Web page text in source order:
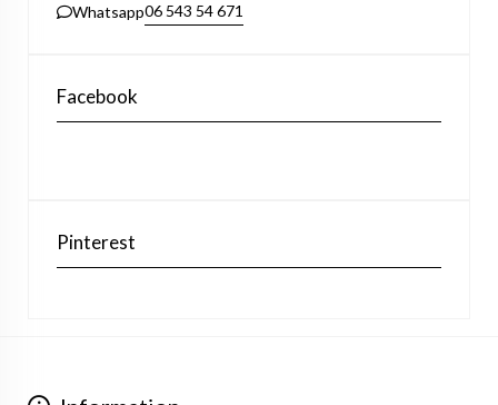
Whatsapp06 543 54 671
Facebook
Pinterest